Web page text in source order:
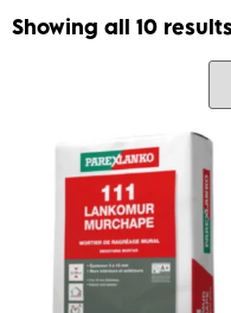
Showing all 10